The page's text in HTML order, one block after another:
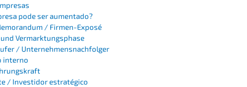
pode ser aumentado?
/ Firmen-Exposé
Vermarktungsphase
/ Unternehmensnachfolger
interno
/ Invest­i­dor estratégico